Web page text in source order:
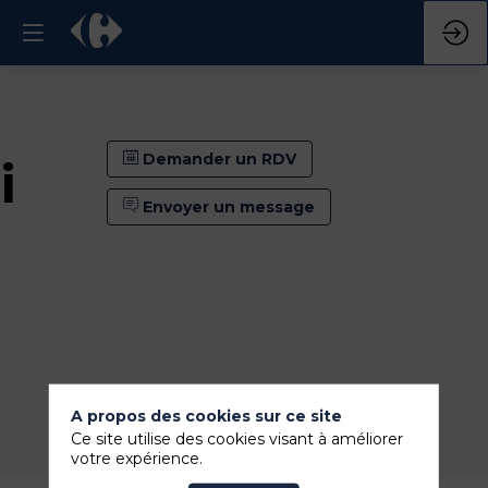
Demander un RDV
Envoyer un message
Demander un RDV
Envoyer un message
A propos des cookies sur ce site
Ce site utilise des cookies visant à améliorer
votre expérience.